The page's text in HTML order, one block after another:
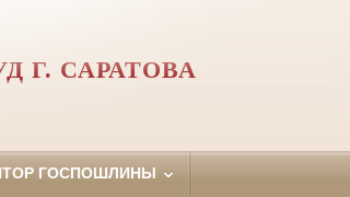
Г. САРАТОВА
ГОСПОШЛИНЫ